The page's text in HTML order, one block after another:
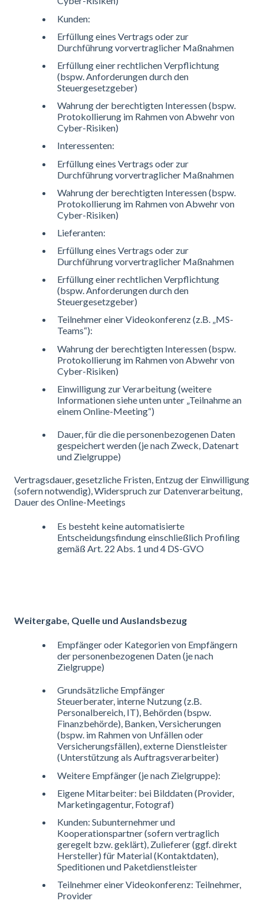
Kunden:
Erfüllung eines Vertrags oder zur
Durchführung vorvertraglicher Maßnahmen
Erfüllung einer rechtlichen Verpflichtung
(bspw. Anforderungen durch den
Steuergesetzgeber)
Wahrung der berechtigten Interessen (bspw.
Protokollierung im Rahmen von Abwehr von
Cyber-Risiken)
Interessenten:
Erfüllung eines Vertrags oder zur
Durchführung vorvertraglicher Maßnahmen
Wahrung der berechtigten Interessen (bspw.
Protokollierung im Rahmen von Abwehr von
Cyber-Risiken)
Lieferanten:
Erfüllung eines Vertrags oder zur
Durchführung vorvertraglicher Maßnahmen
Erfüllung einer rechtlichen Verpflichtung
(bspw. Anforderungen durch den
Steuergesetzgeber)
Teilnehmer einer Videokonferenz (z.B. „MS-
Teams“):
Wahrung der berechtigten Interessen (bspw.
Protokollierung im Rahmen von Abwehr von
Cyber-Risiken)
Einwilligung zur Verarbeitung (weitere
Informationen siehe unten unter „Teilnahme an
einem Online-Meeting“)
Dauer, für die die personenbezogenen Daten
gespeichert werden (je nach Zweck, Datenart
und Zielgruppe)
Vertragsdauer, gesetzliche Fristen, Entzug der Einwilligung
(sofern notwendig), Widerspruch zur Datenverarbeitung,
Dauer des Online-Meetings
Es besteht keine automatisierte
Entscheidungsfindung einschließlich Profiling
gemäß Art. 22 Abs. 1 und 4 DS-GVO
Weitergabe, Quelle und Auslandsbezug
Empfänger oder Kategorien von Empfängern
der personenbezogenen Daten (je nach
Zielgruppe)
Grundsätzliche Empfänger
Steuerberater, interne Nutzung (z.B.
Personalbereich, IT), Behörden (bspw.
Finanzbehörde), Banken, Versicherungen
(bspw. im Rahmen von Unfällen oder
Versicherungsfällen), externe Dienstleister
(Unterstützung als Auftragsverarbeiter)
Weitere Empfänger (je nach Zielgruppe):
Eigene Mitarbeiter: bei Bilddaten (Provider,
Marketingagentur, Fotograf)
Kunden: Subunternehmer und
Kooperationspartner (sofern vertraglich
geregelt bzw. geklärt), Zulieferer (ggf. direkt
Hersteller) für Material (Kontaktdaten),
Speditionen und Paketdienstleister
Teilnehmer einer Videokonferenz: Teilnehmer,
Provider